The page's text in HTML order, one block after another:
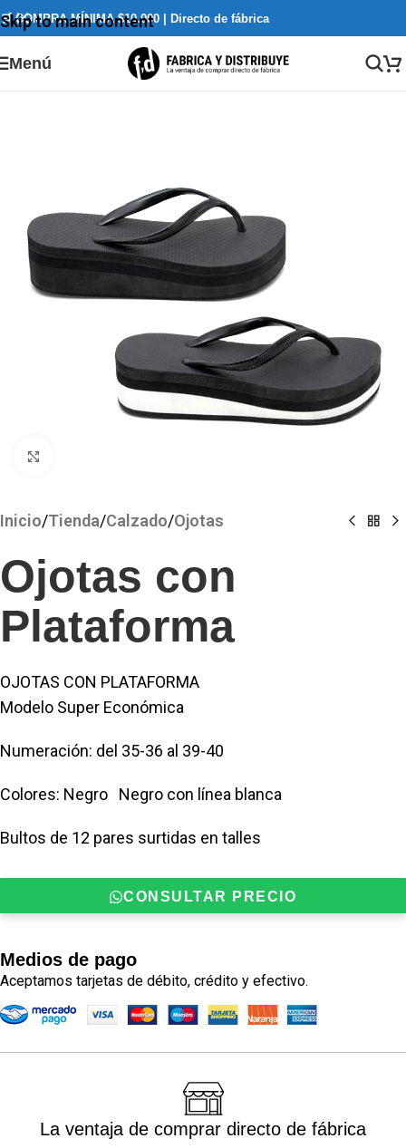
Skip to main content
🛒 COMPRA MÍNIMA $10.000 | Directo de fábrica
Menú
Inicio/Tienda/Calzado/Ojotas
Ojotas con
Plataforma
OJOTAS CON PLATAFORMA
Modelo Super Económica
Numeración: del 35-36 al 39-40
Colores: Negro Negro con línea blanca
Bultos de 12 pares surtidas en talles
CONSULTAR PRECIO
Medios de pago
Aceptamos tarjetas de débito, crédito y efectivo.
La ventaja de comprar directo de fábrica